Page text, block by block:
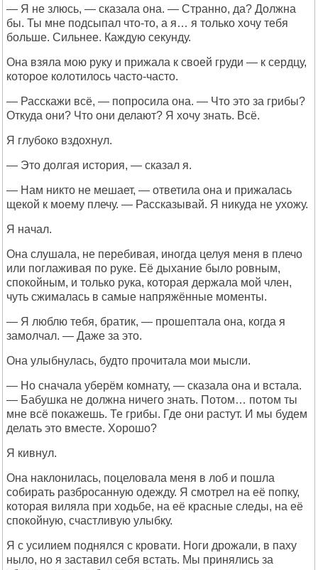
— Я не злюсь, — сказала она. — Странно, да? Должна
бы. Ты мне подсыпал что-то, а я… я только хочу тебя
больше. Сильнее. Каждую секунду.
Она взяла мою руку и прижала к своей груди — к сердцу,
которое колотилось часто-часто.
— Расскажи всё, — попросила она. — Что это за грибы?
Откуда они? Что они делают? Я хочу знать. Всё.
Я глубоко вздохнул.
— Это долгая история, — сказал я.
— Нам никто не мешает, — ответила она и прижалась
щекой к моему плечу. — Рассказывай. Я никуда не ухожу.
Я начал.
Она слушала, не перебивая, иногда целуя меня в плечо
или поглаживая по руке. Её дыхание было ровным,
спокойным, и только рука, которая держала мой член,
чуть сжималась в самые напряжённые моменты.
— Я люблю тебя, братик, — прошептала она, когда я
замолчал. — Даже за это.
Она улыбнулась, будто прочитала мои мысли.
— Но сначала уберём комнату, — сказала она и встала.
— Бабушка не должна ничего знать. Потом… потом ты
мне всё покажешь. Те грибы. Где они растут. И мы будем
делать это вместе. Хорошо?
Я кивнул.
Она наклонилась, поцеловала меня в лоб и пошла
собирать разбросанную одежду. Я смотрел на её попку,
которая виляла при ходьбе, на её красные следы, на её
спокойную, счастливую улыбку.
Я с усилием поднялся с кровати. Ноги дрожали, в паху
ныло, но я заставил себя встать. Мы принялись за